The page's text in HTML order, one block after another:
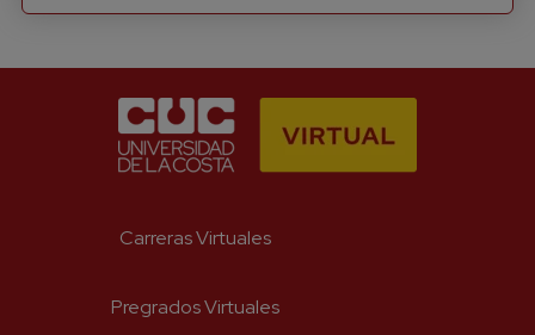
Newsletter
Carreras Virtuales
Pregrados Virtuales